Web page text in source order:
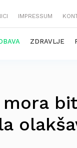
IMPRESSUM
ZDRAVLJE
mora